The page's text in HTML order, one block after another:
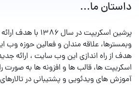
داستان ما...
پرشین اسکریپت در سال
وبمسترها، علاقه مندان و فعالین حوزه وب
هدف از راه اندازی این وب سایت ، ارائه
اسکریپت ها، قالب ها و افزونه ها به صورت
آموزش های ویدئویی و پشتیبانی در